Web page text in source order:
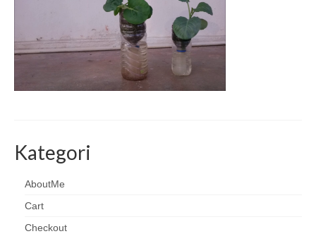
Kategori
AboutMe
Cart
Checkout